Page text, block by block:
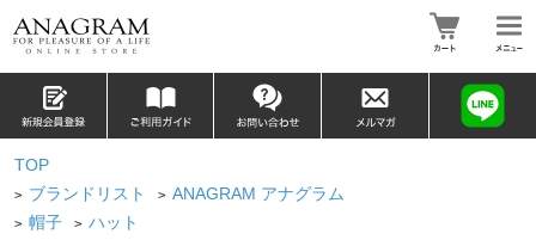
TOP
> ブランドリスト > ANAGRAM アナグラム
> 帽子 > ハット